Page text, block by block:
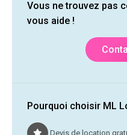
Vous ne trouvez pas
vous aide !
Pourquoi choisir ML
Devis de location